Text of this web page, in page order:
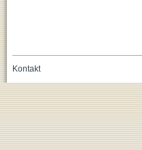
Kontakt